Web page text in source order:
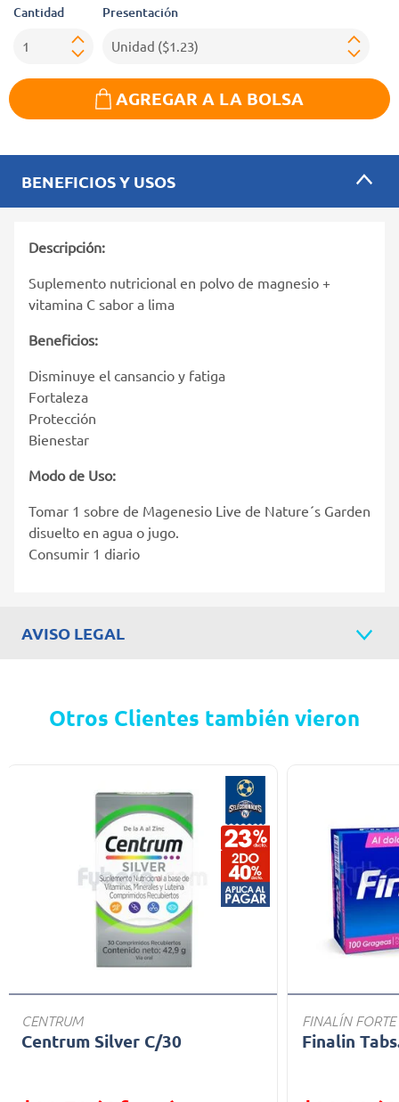
Cantidad Presentación
AGREGAR A LA BOLSA
BENEFICIOS Y USOS
Descripción:
Suplemento nutricional en polvo de magnesio +
vitamina C sabor a lima
Beneficios:
Disminuye el cansancio y fatiga
Fortaleza
Protección
Bienestar
Modo de Uso:
Tomar 1 sobre de Magenesio Live de Nature´s Garden
disuelto en agua o jugo.
Consumir 1 diario
AVISO LEGAL
Otros Clientes también vieron
CENTRUM
Centrum Silver C/30
FINALÍN FORTE
Finalin